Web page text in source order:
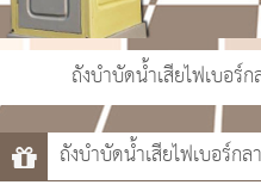
ถังบำบัดน้ำเสียไฟเบอร์
ถังบำบัดน้ำเสียไฟเบอร์ก